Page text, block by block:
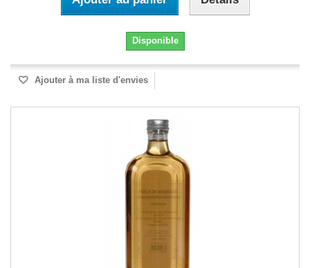
Disponible
Ajouter à ma liste d'envies